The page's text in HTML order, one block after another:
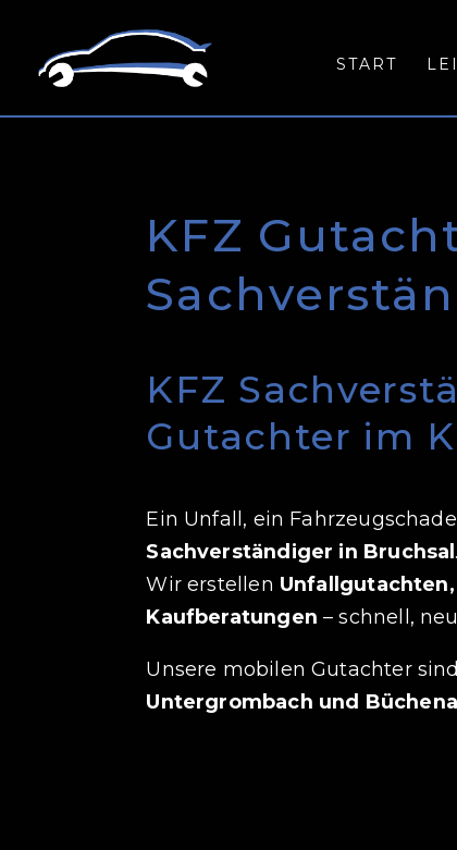
START
KFZ
KFZ
Gutachter im
Ein Unfall, ein
Sachverständiger in Bruchsal.
Wir erstellen
Kaufberatungen – schnell,
Unsere mobilen Gutachter
Untergrombach und